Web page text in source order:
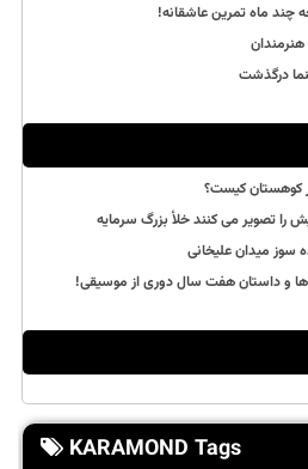
چند ماه تمرین عاشقانه!
درگذشت
را تصویر می کنند خلأ بزرگ سرمایه
سوز میدان علیخانی
ها و داستان هفت سال دوری از موسیقی!
KARAMOND Tags